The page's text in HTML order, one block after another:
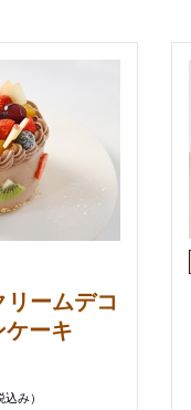
ームデコ
ケーキ
込み）